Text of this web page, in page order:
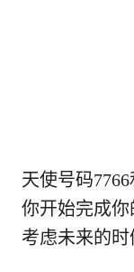
天使号码
你开始完成
考虑未来的时